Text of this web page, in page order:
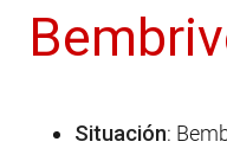
Situación: